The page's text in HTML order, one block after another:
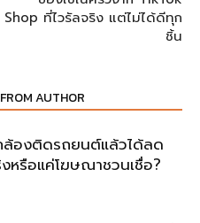
Shop ที่ไวรัลจริง แต่ไม่ได้ดีทุก
ชิ้น
AUTHOR
ล้องติดรถยนต์แล้วได้ลด
หรือแค่โฆษณาชวนเชื่อ?